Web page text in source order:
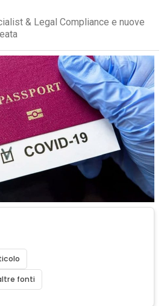
& Legal Compliance e nuove
fonti